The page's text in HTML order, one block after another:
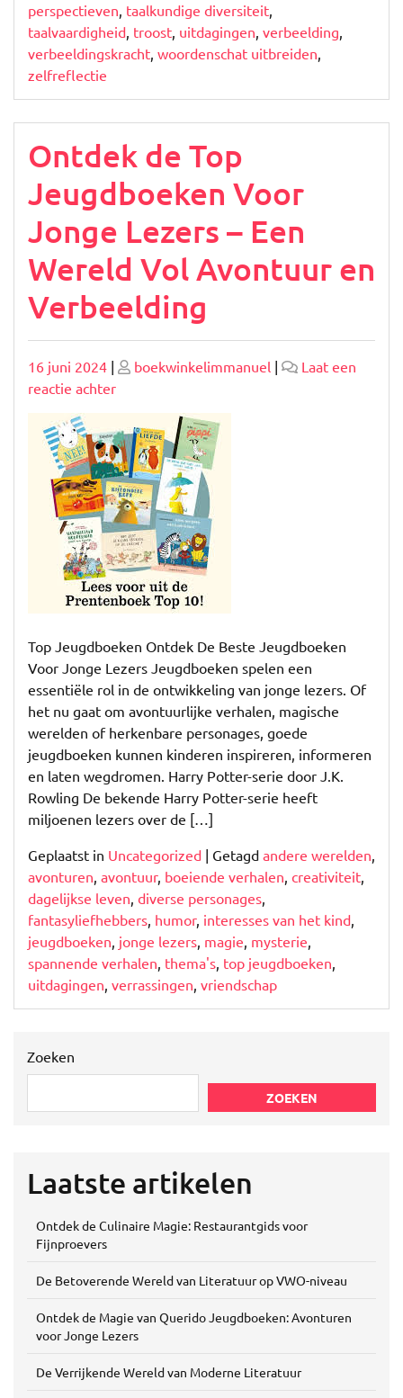
perspectieven, taalkundige diversiteit,
taalvaardigheid, troost, uitdagingen, verbeelding,
verbeeldingskracht, woordenschat uitbreiden,
zelfreflectie
Ontdek de Top
Jeugdboeken Voor
Jonge Lezers – Een
Wereld Vol Avontuur en
Verbeelding
Geplaatst
op
16 juni 2024 | Geplaatst
boekwinkelimmanuel |
Laat een
reactie achterop
de
Top
Jeugdboeken
Voor
Jonge
Lezers
–
Een
Wereld
Avontuur
en
Verbeelding
Top Jeugdboeken Ontdek De Beste Jeugdboeken
Voor Jonge Lezers Jeugdboeken spelen een
essentiële rol in de ontwikkeling van jonge lezers. Of
het nu gaat om avontuurlijke verhalen, magische
werelden of herkenbare personages, goede
jeugdboeken kunnen kinderen inspireren, informeren
en laten wegdromen. Harry Potter-serie door J.K.
Rowling De bekende Harry Potter-serie heeft
miljoenen lezers over de […]
Geplaatst in Uncategorized | Getagd andere werelden,
avonturen, avontuur, boeiende verhalen, creativiteit,
dagelijkse leven, diverse personages,
fantasyliefhebbers, humor, interesses van het kind,
jeugdboeken, jonge lezers, magie, mysterie,
spannende verhalen, thema's, top jeugdboeken,
uitdagingen, verrassingen, vriendschap
Zoeken
ZOEKEN
Laatste artikelen
Ontdek de Culinaire Magie: Restaurantgids voor
Fijnproevers
De Betoverende Wereld van Literatuur op VWO-niveau
Ontdek de Magie van Querido Jeugdboeken: Avonturen
voor Jonge Lezers
De Verrijkende Wereld van Moderne Literatuur